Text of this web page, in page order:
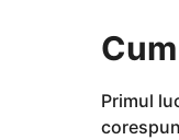
o
Primul